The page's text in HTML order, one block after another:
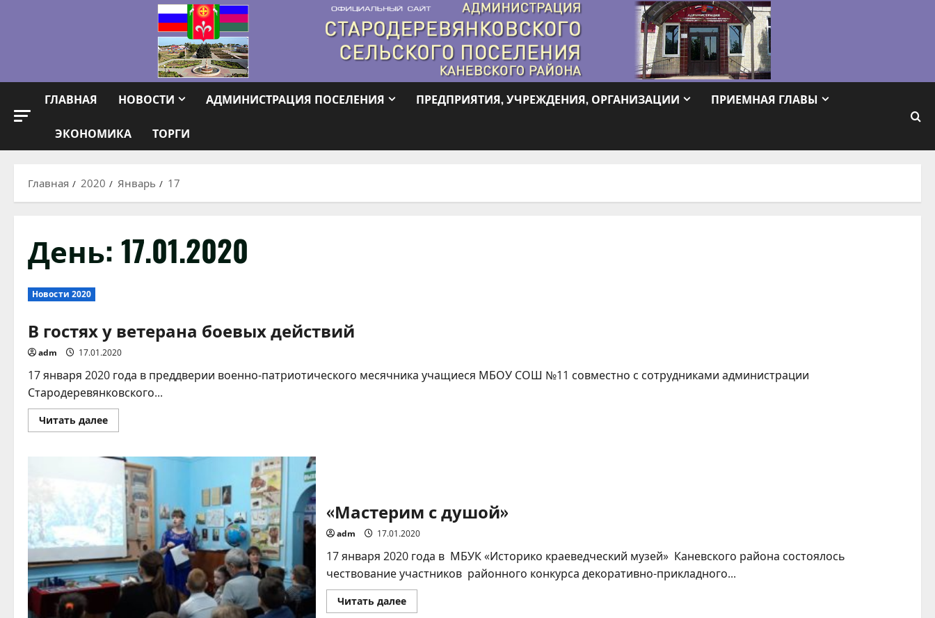
ГЛАВНАЯ НОВОСТИ АДМИНИСТРАЦИЯ ПОСЕЛЕНИЯ ПРЕДПРИЯТИЯ, УЧРЕЖДЕНИЯ, ОРГАНИЗАЦИИ ПРИЕМНАЯ ГЛАВЫ
ЭКОНОМИКА ТОРГИ
Главная 2020 Январь 17
День: 17.01.2020
Новости 2020
В гостях у ветерана боевых действий
adm 17.01.2020
17 января 2020 года в преддверии военно-патриотического месячника учащиеся МБОУ СОШ №11 совместно с сотрудниками администрации
Стародеревянковского...
Читать далееПрочитать
больше
гостях
ветерана
боевых
действий
«Мастерим с душой»
adm 17.01.2020
17 января 2020 года в МБУК «Историко краеведческий музей» Каневского района состоялось
чествование участников районного конкурса декоративно-прикладного...
Читать далееПрочитать
больше